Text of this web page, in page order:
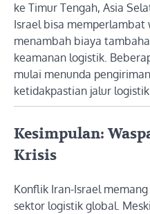
ke Timur Tengah, Asia
Israel bisa
menambah biaya
keamanan logistik.
mulai menunda
ketidakpastian jalur logistik.
Kesimpulan:
Krisis
Konflik Iran-Israel
sektor logistik global.